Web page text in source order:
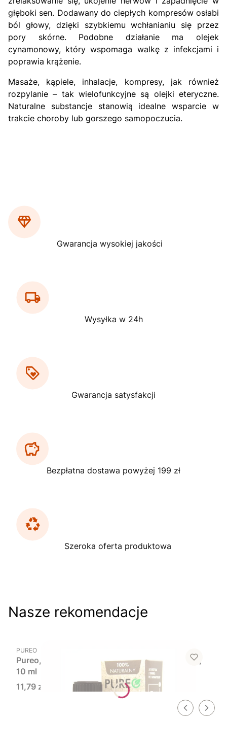
głęboki sen. Dodawany do ciepłych kompresów osłabi
ból głowy, dzięki szybkiemu wchłanianiu się przez
pory skórne. Podobne działanie ma olejek
cynamonowy, który wspomaga walkę z infekcjami i
poprawia krążenie.
Masaże, kąpiele, inhalacje, kompresy, jak również
rozpylanie – tak wielofunkcyjne są olejki eteryczne.
Naturalne substancje stanowią idealne wsparcie w
trakcie choroby lub gorszego samopoczucia.
Gwarancja wysokiej jakości
Wysyłka w 24h
Gwarancja satysfakcji
Bezpłatna dostawa powyżej 199 zł
Szeroka oferta produktowa
Nasze rekomendacje
PRODUCENT
PUREO
Pureo, olejek eteryczny z drzewa herbacianego,
10 ml
Cena
11,79 zł